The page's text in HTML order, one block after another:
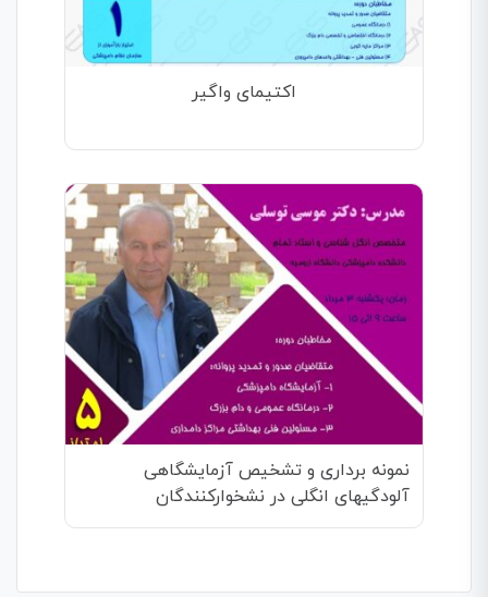
اکتیمای واگیر
نمونه برداری و تشخیص آزمایشگاهی
آلودگیهای انگلی در نشخوارکنندگان